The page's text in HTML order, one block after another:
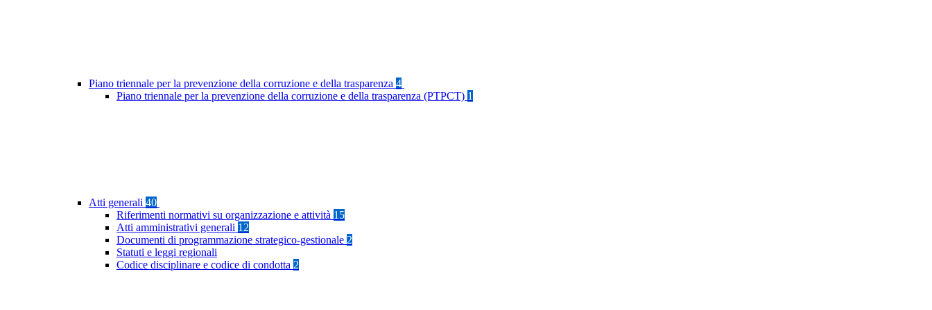
Piano triennale per la prevenzione della corruzione e della trasparenza 4
Piano triennale per la prevenzione della corruzione e della trasparenza (PTPCT) 1
Atti generali 40
Riferimenti normativi su organizzazione e attività 15
Atti amministrativi generali 12
Documenti di programmazione strategico-gestionale 2
Statuti e leggi regionali
Codice disciplinare e codice di condotta 2